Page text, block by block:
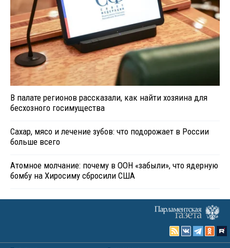
В палате регионов рассказали, как найти хозяина для
бесхозного госимущества
Сахар, мясо и лечение зубов: что подорожает в России
больше всего
Атомное молчание: почему в ООН «забыли», что ядерную
бомбу на Хиросиму сбросили США